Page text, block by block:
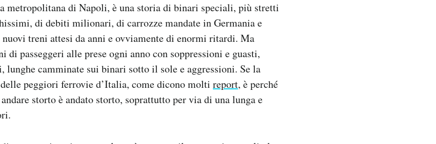
metropolitana di Napoli, è una storia di binari speciali, più stretti
di debiti milionari, di carrozze mandate in Germania e
treni attesi da anni e ovviamente di enormi ritardi. Ma
di passeggeri alle prese ogni anno con soppressioni e guasti,
lunghe camminate sui binari sotto il sole e aggressioni. Se la
peggiori ferrovie d’Italia, come dicono molti report, è perché
storto è andato storto, soprattutto per via di una lunga e